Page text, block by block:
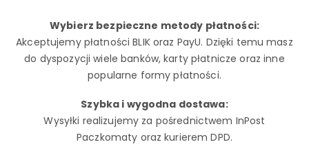
Wybierz bezpieczne metody płatności:
Akceptujemy płatności BLIK oraz PayU. Dzięki temu masz
do dyspozycji wiele banków, karty płatnicze oraz inne
popularne formy płatności.
Szybka i wygodna dostawa:
Wysyłki realizujemy za pośrednictwem InPost
Paczkomaty oraz kurierem DPD.